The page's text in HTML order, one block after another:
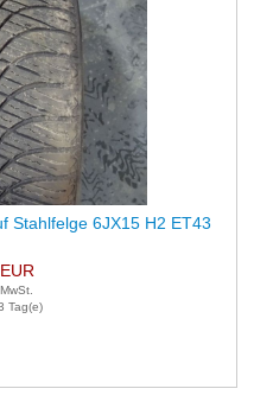
Stahlfelge 6JX15 H2 ET43
Tag(e)